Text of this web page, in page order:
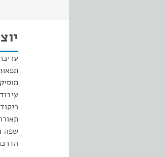
שפה